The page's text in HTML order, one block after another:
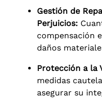
Gestión de
Perjuicios:
compensación
daños
Protección a la
medidas
asegurar su